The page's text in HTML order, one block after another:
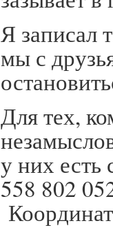
Я записал
мы с
Для тех,
у них есть
558 802